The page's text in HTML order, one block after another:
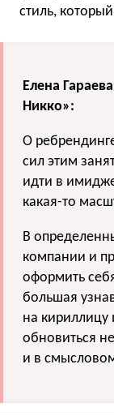
стиль,
Елена
Никко»:
О
сил этим
идти в
какая-то
В
компании и
оформить
большая
на кириллицу
обновиться
и в